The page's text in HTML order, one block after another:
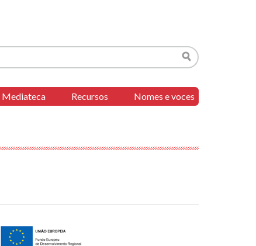
Buscar
Mediateca Recursos Nomes e voces